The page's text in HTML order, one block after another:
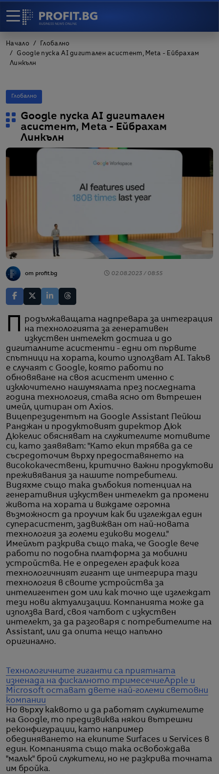
Начало
Глобално
Google пуска AI дигитален асистент, Meta - Ейбрахам
Линкълн
Глобално
Google пуска AI дигитален
асистент, Meta - Ейбрахам
Линкълн
от profit.bg 02.08.2023 / 08:55
Продължаващата надпревара за интеграция
на технологията за генеративен
изкуствен интелект достига и до
дигиталните асистенти - едни от първите
спътници на хората, които използват AI. Такъв
е случаят с Google, която работи по
обновяване на своя асистент именно с
изключително нашумялата през последната
година технология, става ясно от вътрешен
имейл, цитиран от Axios.
Вицепрезидентът на Google Assistant Пейюш
Ранджан и продуктовият директор Дюк
Дюкелис обясняват на служителите мотивите
си, като заявяват: "Като екип трябва да се
съсредоточим върху предоставянето на
висококачествени, критично важни продуктови
преживявания за нашите потребители.
Видяхме също така дълбокия потенциал на
генеративния изкуствен интелект да промени
живота на хората и виждаме огромна
възможност да проучим как би изглеждал един
суперасистент, задвижван от най-новата
технология за големи езикови модели."
Имейлът разкрива също така, че Google вече
работи по подобна платформа за мобилни
устройства. Не е определен график кога
технологичният гигант ще интегрира тази
технология в своите устройства за
интелигентен дом или как точно ще изглеждат
тези нови актуализации. Компанията може да
използва Bard, своя чатбот с изкуствен
интелект, за да разговаря с потребителите на
Assistant, или да опита нещо напълно
оригинално.
Технологичните гиганти са приятната
изненада на фискалното тримесечиеApple и
Microsoft остават двете най-големи световни
компании
Но върху каквото и да работят служителите
на Google, то предизвиква някои вътрешни
реконфигурации, като например
обединяването на екипите Surfaces и Services в
един. Компанията също така освобождава
"малък" брой служители, но не разкрива точната
им бройка.